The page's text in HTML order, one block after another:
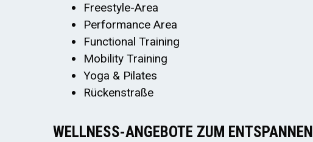
Freestyle-Area
Performance Area
Functional Training
Mobility Training
Yoga & Pilates
Rückenstraße
WELLNESS-ANGEBOTE ZUM ENTSPANNEN